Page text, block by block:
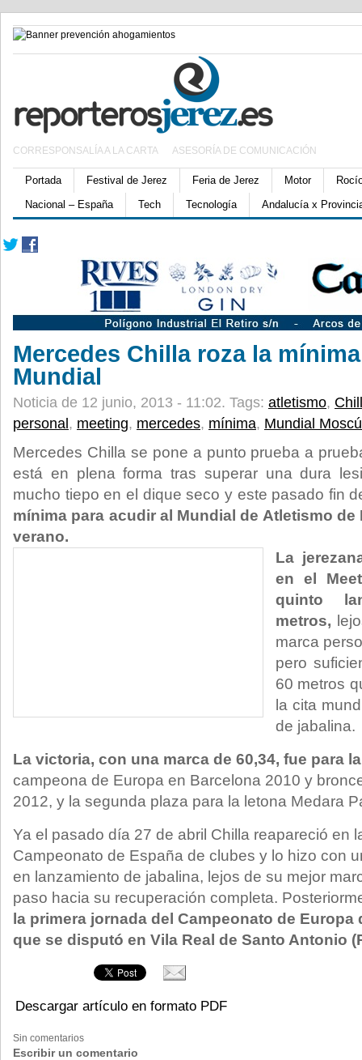
CORRESPONSALÍA A LA CARTA ASESORÍA DE COMUNICACIÓN
Portada Festival de Jerez Feria de Jerez Motor
Nacional – España
Tech Tecnología Andalucía x
Mercedes Chilla roza la
Mundial
Noticia de 12 junio, 2013 - 11:02. Tags: atletismo,
personal , meeting, mercedes, mínima, Mundial Moscú
Mercedes Chilla se pone a punto prueba a
está en plena forma tras superar una dura
mucho tiepo en el dique seco y este pasado fin
mínima para acudir al Mundial de Atletismo
verano.
La
en el
quinto
metros,
marca
pero
60 metros
la cita
de jabalina.
La victoria, con una marca de 60,34, fue para
campeona de Europa en Barcelona 2010 y
2012, y la segunda plaza para la letona Medara
Ya el pasado día 27 de abril Chilla reapareció en
Campeonato de España de clubes y lo hizo con
en lanzamiento de jabalina, lejos de su mejor
paso hacia su recuperación completa.
la primera jornada del Campeonato de
que se disputó en Vila Real de Santo Antonio
Descargar artículo en formato PDF
Sin comentarios
Escribir un comentario